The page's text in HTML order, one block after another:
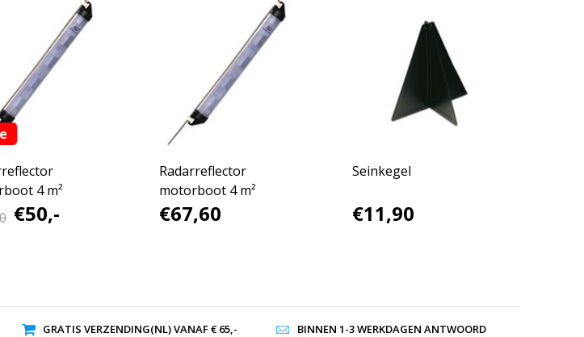
4 m²
€50,-
Radarreflector
motorboot 4 m²
€67,60
Seinkegel
€11,90
GRATIS VERZENDING(NL) VANAF € 65,- BINNEN 1-3 WERKDAGEN ANTWOORD